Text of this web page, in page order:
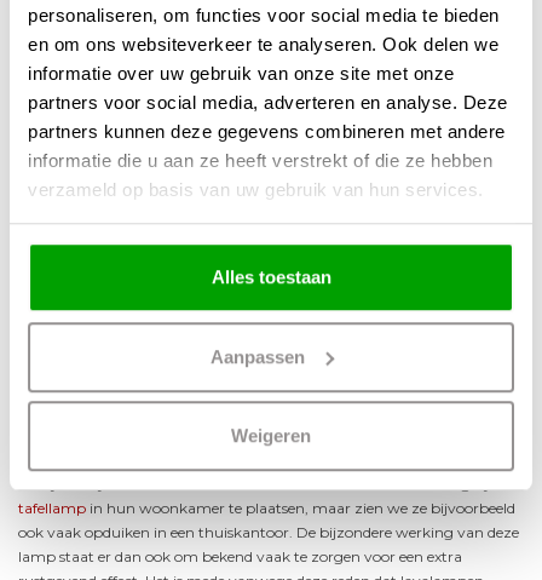
personaliseren, om functies voor social media te bieden
en om ons websiteverkeer te analyseren. Ook delen we
informatie over uw gebruik van onze site met onze
partners voor social media, adverteren en analyse. Deze
partners kunnen deze gegevens combineren met andere
informatie die u aan ze heeft verstrekt of die ze hebben
verzameld op basis van uw gebruik van hun services.
Alles toestaan
Aanpassen
Weigeren
Vervolgens werd de fles met een gloeilamp verhit waardoor het inmiddels
bekende effect van de opstijgende en dalende olie ontstond. Voor olie
geldt immers dat ze zich niet mengt met water.
Vandaag de dag is het zo dat voor lavalampen geldt dat ze bestaan uit
een speciaal mengsel van water en de zogenaamde paraffine ofwel
kaarsvet. Voor één of beide vloeistoffen geldt dat ze behandeld kunnen
bellen waar deze lampen hun naam aan te danken hebben. Voor deze
bellen geldt immers dat ze over sterke gelijkenissen beschikken met lava.
In het merendeel van de gevallen is het zo dat de lamp is gemaakt van
chroom. Uiteraard is ze wel in heel veel verschillende uitvoeringen
Te integreren in tal van
verschillende ruimtes
De bijzondere sfeer die wordt gecreëerd door een lavalamp kan in heel
tafellamp in hun woonkamer te plaatsen, maar zien we ze bijvoorbeeld
ook vaak opduiken in een thuiskantoor. De bijzondere werking van deze
lamp staat er dan ook om bekend vaak te zorgen voor een extra